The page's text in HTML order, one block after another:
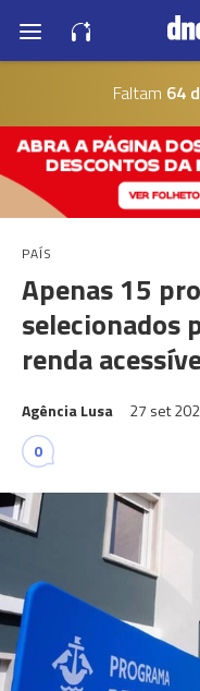
Faltam 64
PAÍS
Apenas 15
selecionados
renda
Agência Lusa 27 set
0